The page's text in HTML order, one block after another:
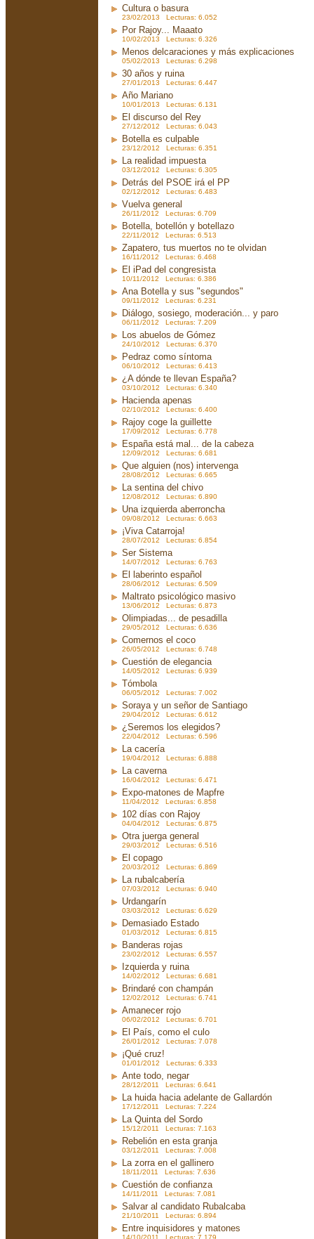
Cultura o basura
23/02/2013 Lecturas: 6.052
Por Rajoy... Maaato
10/02/2013 Lecturas: 6.326
Menos delcaraciones y más explicaciones
05/02/2013 Lecturas: 6.298
30 años y ruina
27/01/2013 Lecturas: 6.447
Año Mariano
10/01/2013 Lecturas: 6.131
El discurso del Rey
27/12/2012 Lecturas: 6.043
Botella es culpable
23/12/2012 Lecturas: 6.351
La realidad impuesta
03/12/2012 Lecturas: 6.305
Detrás del PSOE irá el PP
02/12/2012 Lecturas: 6.483
Vuelva general
26/11/2012 Lecturas: 6.709
Botella, botellón y botellazo
22/11/2012 Lecturas: 6.513
Zapatero, tus muertos no te olvidan
16/11/2012 Lecturas: 6.468
El iPad del congresista
10/11/2012 Lecturas: 6.386
Ana Botella y sus "segundos"
09/11/2012 Lecturas: 6.231
Diálogo, sosiego, moderación... y paro
06/11/2012 Lecturas: 7.209
Los abuelos de Gómez
24/10/2012 Lecturas: 6.370
Pedraz como síntoma
06/10/2012 Lecturas: 6.413
¿A dónde te llevan España?
03/10/2012 Lecturas: 6.340
Hacienda apenas
02/10/2012 Lecturas: 6.400
Rajoy coge la guillette
17/09/2012 Lecturas: 6.778
España está mal... de la cabeza
12/09/2012 Lecturas: 6.681
Que alguien (nos) intervenga
28/08/2012 Lecturas: 6.665
La sentina del chivo
12/08/2012 Lecturas: 6.890
Una izquierda aberroncha
09/08/2012 Lecturas: 6.663
¡Viva Catarroja!
28/07/2012 Lecturas: 6.854
Ser Sistema
14/07/2012 Lecturas: 6.763
El laberinto español
28/06/2012 Lecturas: 6.509
Maltrato psicológico masivo
13/06/2012 Lecturas: 6.873
Olimpiadas... de pesadilla
29/05/2012 Lecturas: 6.636
Comernos el coco
26/05/2012 Lecturas: 6.748
Cuestión de elegancia
14/05/2012 Lecturas: 6.939
Tómbola
06/05/2012 Lecturas: 7.002
Soraya y un señor de Santiago
29/04/2012 Lecturas: 6.612
¿Seremos los elegidos?
22/04/2012 Lecturas: 6.596
La cacería
19/04/2012 Lecturas: 6.888
La caverna
16/04/2012 Lecturas: 6.471
Expo-matones de Mapfre
11/04/2012 Lecturas: 6.858
102 días con Rajoy
04/04/2012 Lecturas: 6.875
Otra juerga general
29/03/2012 Lecturas: 6.516
El copago
20/03/2012 Lecturas: 6.869
La rubalcabería
07/03/2012 Lecturas: 6.940
Urdangarín
03/03/2012 Lecturas: 6.629
Demasiado Estado
01/03/2012 Lecturas: 6.815
Banderas rojas
23/02/2012 Lecturas: 6.557
Izquierda y ruina
14/02/2012 Lecturas: 6.681
Brindaré con champán
12/02/2012 Lecturas: 6.741
Amanecer rojo
06/02/2012 Lecturas: 6.701
El País, como el culo
26/01/2012 Lecturas: 7.078
¡Qué cruz!
01/01/2012 Lecturas: 6.333
Ante todo, negar
28/12/2011 Lecturas: 6.641
La huida hacia adelante de Gallardón
17/12/2011 Lecturas: 7.224
La Quinta del Sordo
15/12/2011 Lecturas: 7.163
Rebelión en esta granja
03/12/2011 Lecturas: 7.008
La zorra en el gallinero
18/11/2011 Lecturas: 7.636
Cuestión de confianza
14/11/2011 Lecturas: 7.081
Salvar al candidato Rubalcaba
21/10/2011 Lecturas: 6.894
Entre inquisidores y matones
14/10/2011 Lecturas: 7.179